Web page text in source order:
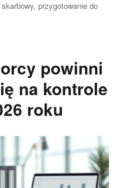
,przygotowanie do
powinni
na kontrole
roku